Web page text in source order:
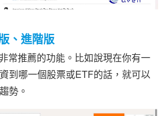
、進階版
常推薦的功能。比如說現在你有一
到哪一個股票或ETF的話，就可以
勢。